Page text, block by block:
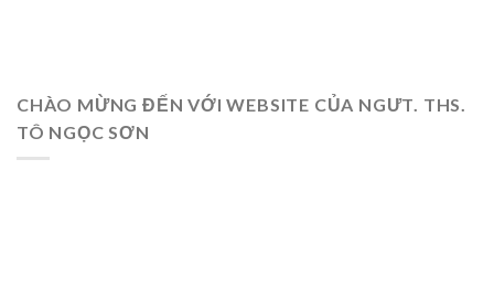
CHÀO MỪNG ĐẾN VỚI WEBSITE CỦA NGƯT. THS.
TÔ NGỌC SƠN